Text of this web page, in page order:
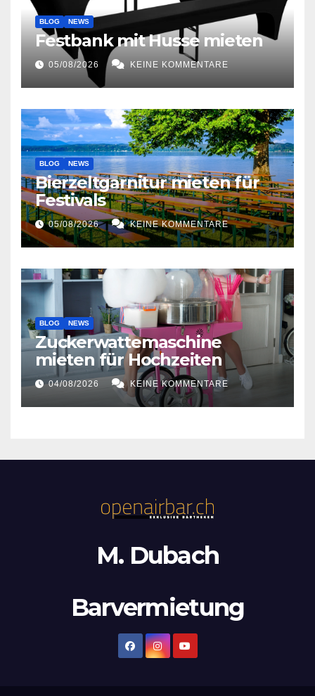
BLOG NEWS
Festbank mit Husse mieten
05/08/2026 KEINE KOMMENTARE
BLOG NEWS
Bierzeltgarnitur mieten für
Festivals
05/08/2026 KEINE KOMMENTARE
BLOG NEWS
Zuckerwattemaschine
mieten für Hochzeiten
04/08/2026 KEINE KOMMENTARE
M. Dubach
Barvermietung